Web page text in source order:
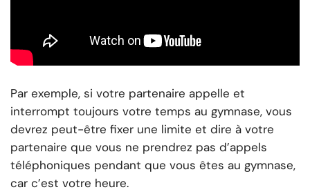
Par exemple, si votre partenaire appelle et
interrompt toujours votre temps au gymnase, vous
devrez peut-être fixer une limite et dire à votre
partenaire que vous ne prendrez pas d’appels
téléphoniques pendant que vous êtes au gymnase,
car c’est votre heure.